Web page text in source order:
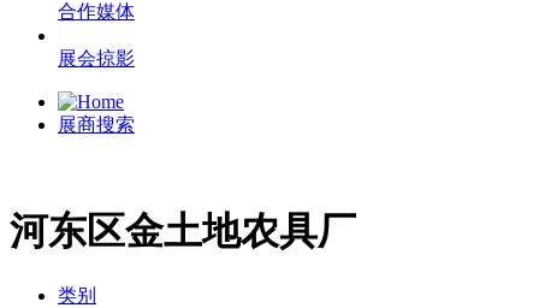
合作媒体
展会掠影
展商搜索
河东区金土地农具厂
类别